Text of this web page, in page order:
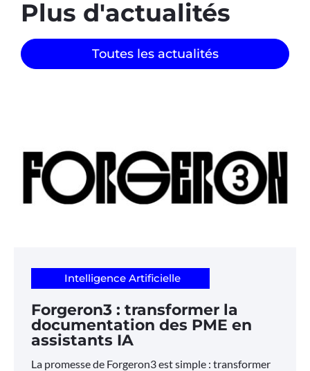
Plus d'actualités
Toutes les actualités
Intelligence Artificielle
Forgeron3 : transformer la
documentation des PME en
assistants IA
La promesse de Forgeron3 est simple : transformer